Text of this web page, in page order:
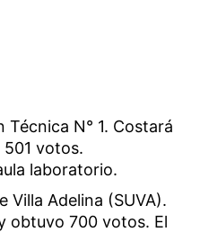
Técnica N° 1. Costará
votos.
laboratorio.
Villa Adelina (SUVA).
obtuvo 700 votos. El